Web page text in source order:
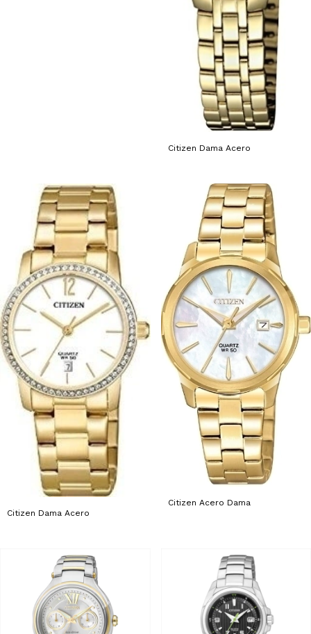
Citizen Dama Acero
Citizen Dama Acero
Citizen Acero Dama